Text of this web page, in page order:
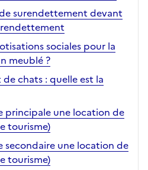
surendettement devant
sociales pour la
meublé ?
chats : quelle est la
principale une location de
tourisme)
secondaire une location de
tourisme)